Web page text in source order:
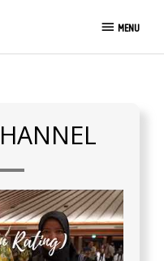
MENU
MENU